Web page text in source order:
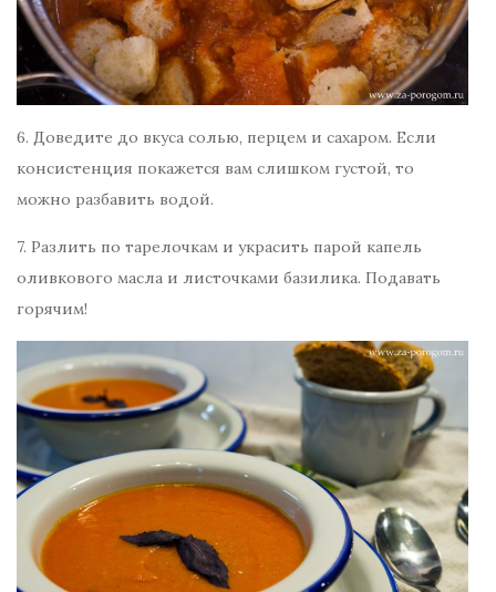
6. Доведите до вкуса солью, перцем и сахаром. Если
консистенция покажется вам слишком густой, то
можно разбавить водой.
7. Разлить по тарелочкам и украсить парой капель
оливкового масла и листочками базилика. Подавать
горячим!